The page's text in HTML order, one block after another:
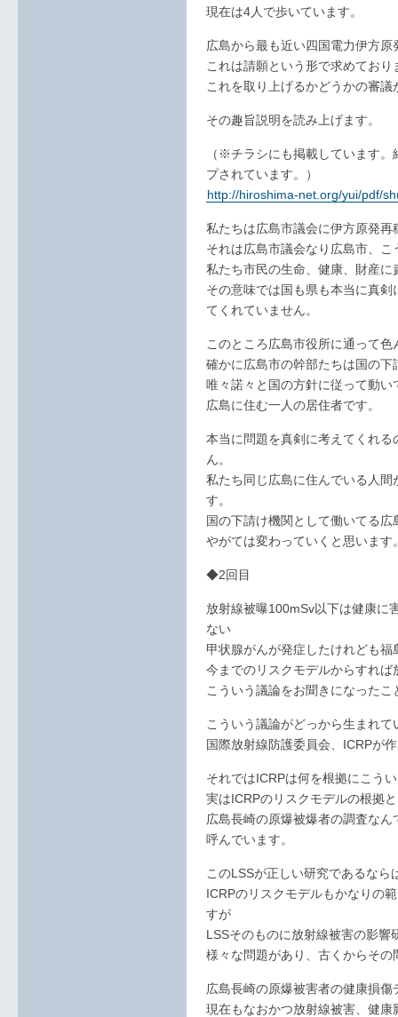
現在は4人で歩いています。
広島から最も近い四国電力伊方
これは請願という形で求めており
これを取り上げるかどうかの審
その趣旨説明を読み上げます。
（※チラシにも掲載しています
プされています。）
http://hiroshima-net.org/yui/pdf/
私たちは広島市議会に伊方原発
それは広島市議会なり広島市、
私たち市民の生命、健康、財産
その意味では国も県も本当に真
てくれていません。
このところ広島市役所に通って
確かに広島市の幹部たちは国の下
唯々諾々と国の方針に従って動い
広島に住む一人の居住者です。
本当に問題を真剣に考えてくれ
ん。
私たち同じ広島に住んでいる人
す。
国の下請け機関として働いてる広
やがては変わっていくと思います
◆2回目
放射線被曝100mSv以下は健康に
ない
甲状腺がんが発症したけれども
今までのリスクモデルからすれ
こういう議論をお聞きになった
こういう議論がどっから生まれて
国際放射線防護委員会、ICRPが
それではICRPは何を根拠にこう
実はICRPのリスクモデルの根拠
広島長崎の原爆被爆者の調査な
呼んでいます。
このLSSが正しい研究であるなら
ICRPのリスクモデルもかなりの
すが
LSSそのものに放射線被害の影響
様々な問題があり、古くからそ
広島長崎の原爆被害者の健康損傷
現在もなおかつ放射線被害、健